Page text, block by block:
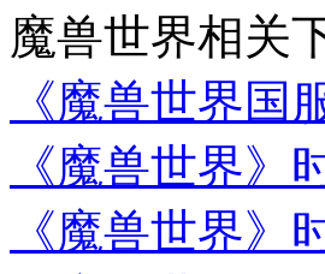
魔兽世界相关
《魔兽世界国
《魔兽世界》
《魔兽世界》